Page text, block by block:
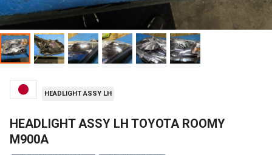
HEADLIGHT ASSY LH
HEADLIGHT ASSY LH TOYOTA ROOMY
M900A